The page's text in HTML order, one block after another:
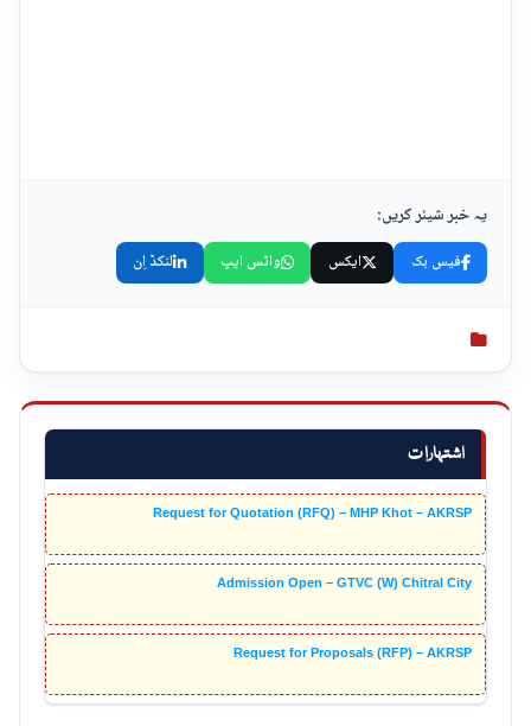
اشتہارات
Request for Quotation (RFQ) – MHP Khot – AKRSP
Admission Open – GTVC (W) Chitral City
Request for Proposals (RFP) – AKRSP
یہ خبر شیئر کریں:
فیس بک ایکس واٹس ایپ لنکڈ اِن